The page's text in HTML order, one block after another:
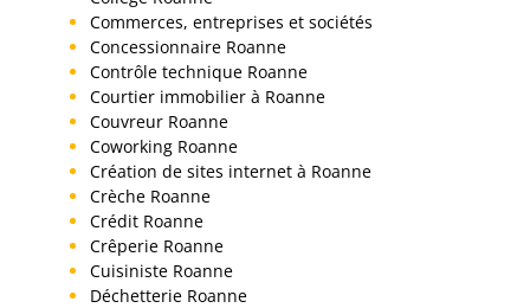
Commerces, entreprises et sociétés
Concessionnaire Roanne
Contrôle technique Roanne
Courtier immobilier à Roanne
Couvreur Roanne
Coworking Roanne
Création de sites internet à Roanne
Crèche Roanne
Crédit Roanne
Crêperie Roanne
Cuisiniste Roanne
Déchetterie Roanne